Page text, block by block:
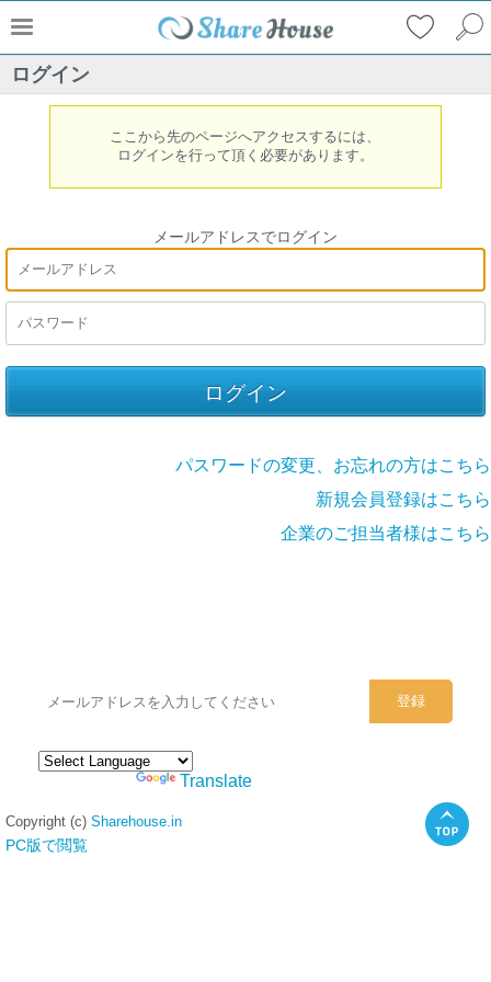
ログイン
ここから先のページへアクセスするには、
ログインを行って頂く必要があります。
メールアドレスでログイン
パスワードの変更、お忘れの方はこちら
新規会員登録はこちら
企業のご担当者様はこちら
Translate
Copyright (c) Sharehouse.in
PC版で閲覧